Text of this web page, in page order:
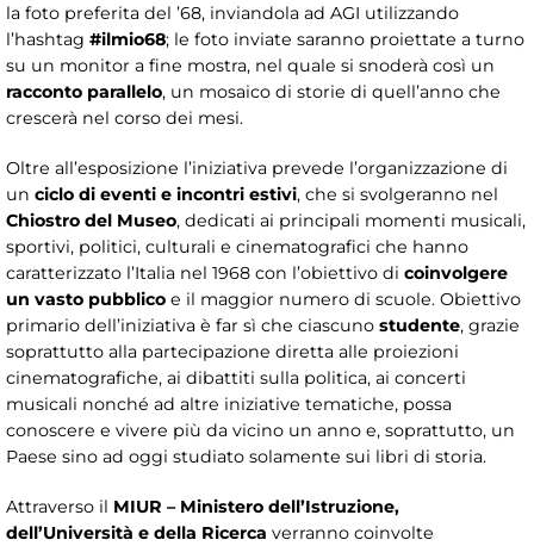
la foto preferita del ’68, inviandola ad AGI utilizzando
l’hashtag #ilmio68; le foto inviate saranno proiettate a turno
su un monitor a fine mostra, nel quale si snoderà così un
racconto parallelo, un mosaico di storie di quell’anno che
crescerà nel corso dei mesi.
Oltre all’esposizione l’iniziativa prevede l’organizzazione di
un ciclo di eventi e incontri estivi, che si svolgeranno nel
Chiostro del Museo, dedicati ai principali momenti musicali,
sportivi, politici, culturali e cinematografici che hanno
caratterizzato l’Italia nel 1968 con l’obiettivo di coinvolgere
un vasto pubblico e il maggior numero di scuole. Obiettivo
primario dell’iniziativa è far sì che ciascuno studente, grazie
soprattutto alla partecipazione diretta alle proiezioni
cinematografiche, ai dibattiti sulla politica, ai concerti
musicali nonché ad altre iniziative tematiche, possa
conoscere e vivere più da vicino un anno e, soprattutto, un
Paese sino ad oggi studiato solamente sui libri di storia.
Attraverso il MIUR – Ministero dell’Istruzione,
dell’Università e della Ricerca verranno coinvolte